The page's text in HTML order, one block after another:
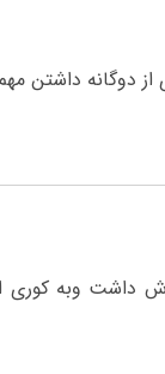
از دوگانه
داشت وبه